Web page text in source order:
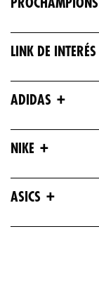
PROCHAMPIONS
LINK DE INTERÉS
ADIDAS +
NIKE +
ASICS +